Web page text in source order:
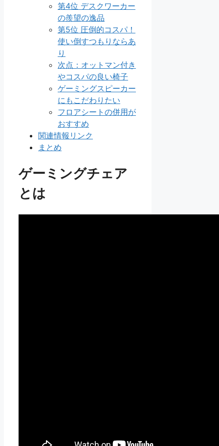
第4位 デスクワーカー
の羨望の逸品
第5位 圧倒的コスパ！
使い倒すつもりならあ
り
次点：オットマン付き
やコスパの良い椅子
ゲーミングスピーカー
にもこだわりたい
フロアシートの併用が
おすすめ
関連情報リンク
まとめ
ゲーミングチェア
とは